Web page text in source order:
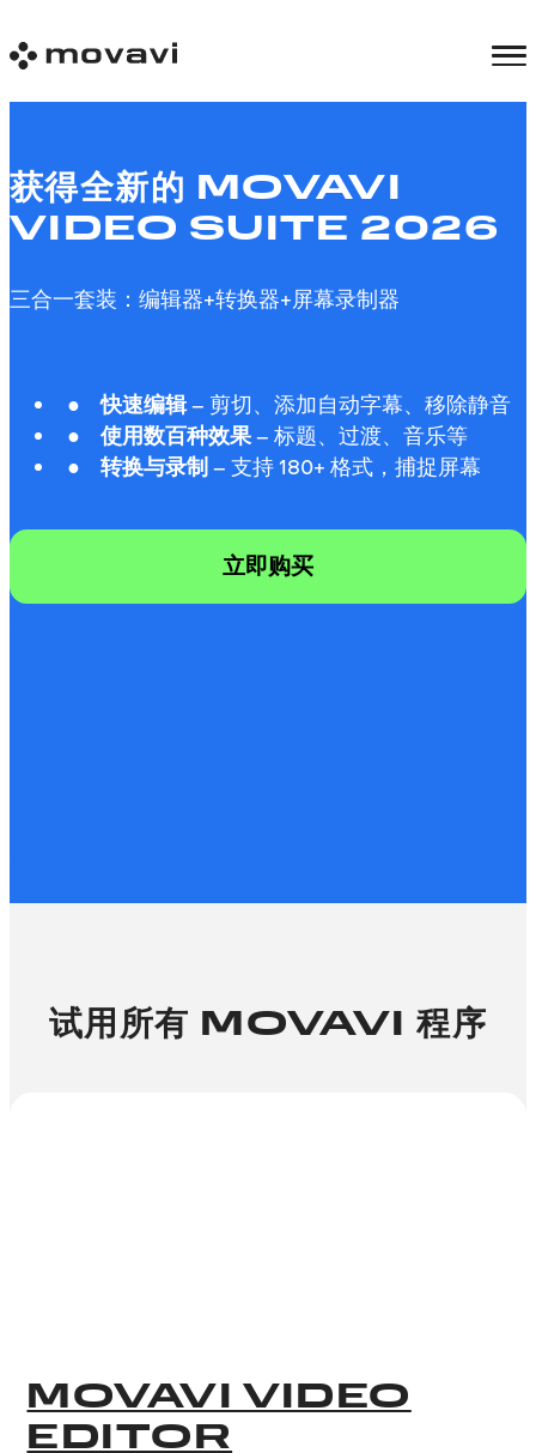
获得全新的 MOVAVI
VIDEO SUITE 2026
三合一套装：编辑器+转换器+屏幕录制器
快速编辑– 剪切、添加自动字幕、移除静音
使用数百种效果– 标题、过渡、音乐等
转换与录制– 支持 180+ 格式，捕捉屏幕
立即购买
试用所有 MOVAVI 程序
MOVAVI VIDEO
EDITOR